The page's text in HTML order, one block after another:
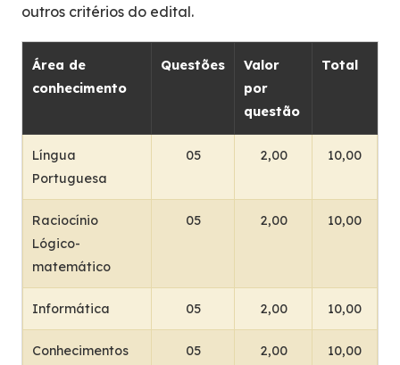
outros critérios do edital.
Área de
conhecimento
Questões
Valor
por
questão
Total
Língua
Portuguesa
05 2,00 10,00
Raciocínio
Lógico-
matemático
05 2,00 10,00
Informática 05 2,00 10,00
Conhecimentos
05 2,00 10,00